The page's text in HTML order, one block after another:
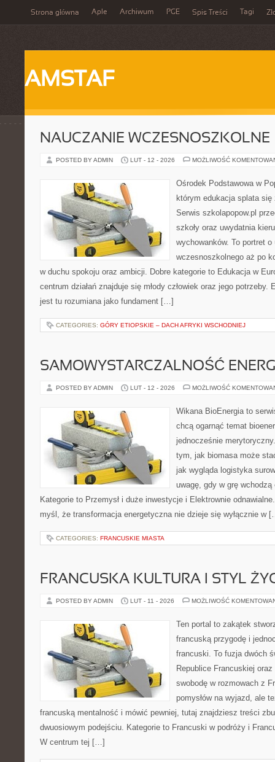
Strona główna Aple Archiwum PGE Spis Treści Tagi
AMSTAF
NAUCZANIE WCZESNOSZKOLNE
POSTED BY ADMIN LUT - 12 - 2026 MOŻLIWOŚĆ
Ośrodek Podstawowa w
którym edukacja splata
Serwis szkolapopow.pl
szkoły oraz uwydatnia
wychowanków. To portret
wczesnoszkolnego aż po
w duchu spokoju oraz ambicji. Dobre kategorie to Edukacja w
centrum działań znajduje się młody człowiek oraz jego potrzeby.
jest tu rozumiana jako fundament […]
CATEGORIES: GÓRY ETIOPSKIE – DACH AFRYKI WSCHODNIEJ
SAMOWYSTARCZALNOŚĆ
POSTED BY ADMIN LUT - 12 - 2026 MOŻLIWOŚĆ
Wikana BioEnergia to
chcą ogarnąć temat
jednocześnie
tym, jak biomasa może
jak wygląda logistyka
uwagę, gdy w grę
Kategorie to Przemysł i duże inwestycje i Elektrownie
myśl, że transformacja energetyczna nie dzieje się wyłącznie w
CATEGORIES: FRANCUSKIE MIASTA
FRANCUSKA KULTURA I STYL
POSTED BY ADMIN LUT - 11 - 2026 MOŻLIWOŚĆ
Ten portal to zakątek
francuską przygodę i
francuski. To fuzja dwóch
Republice Francuskiej
swobodę w rozmowach z
pomysłów na wyjazd, ale
francuską mentalność i mówić pewniej, tutaj znajdziesz treści
dwuosiowym podejściu. Kategorie to Francuski w podróży i
W centrum tej […]